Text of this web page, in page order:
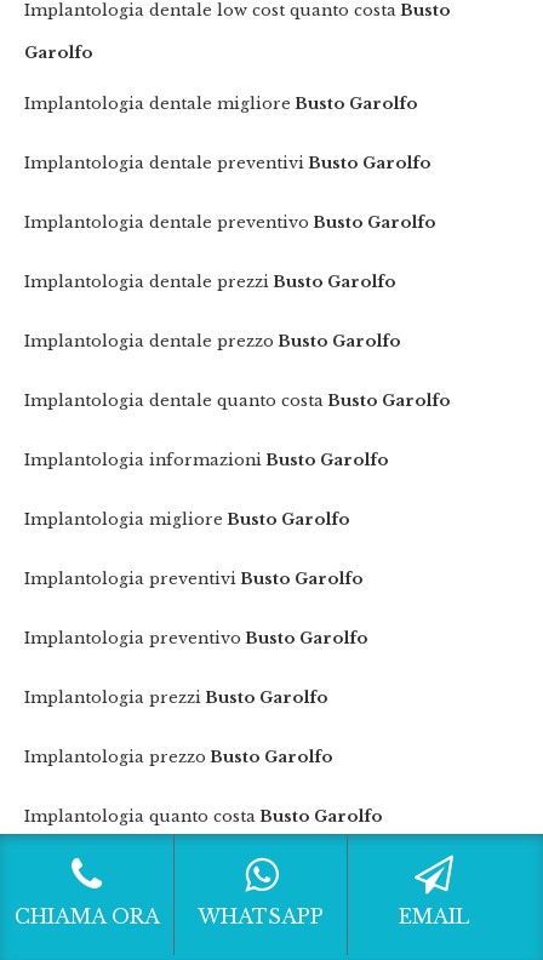
Implantologia dentale low cost quanto costa Busto
Garolfo
Implantologia dentale migliore Busto Garolfo
Implantologia dentale preventivi Busto Garolfo
Implantologia dentale preventivo Busto Garolfo
Implantologia dentale prezzi Busto Garolfo
Implantologia dentale prezzo Busto Garolfo
Implantologia dentale quanto costa Busto Garolfo
Implantologia informazioni Busto Garolfo
Implantologia migliore Busto Garolfo
Implantologia preventivi Busto Garolfo
Implantologia preventivo Busto Garolfo
Implantologia prezzi Busto Garolfo
Implantologia prezzo Busto Garolfo
Implantologia quanto costa Busto Garolfo
Informazioni implantologiaBusto Garolfo
CHIAMA ORA WHATSAPP EMAIL